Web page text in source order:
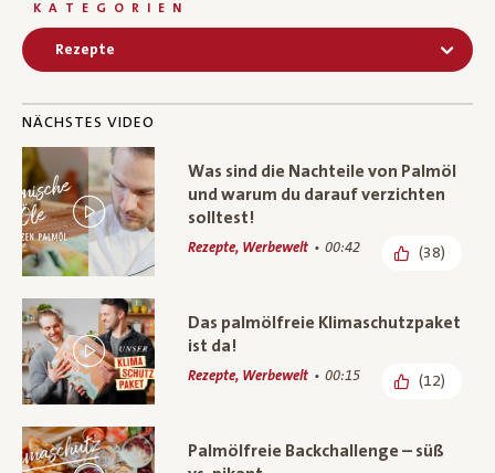
KATEGORIEN
Rezepte
NÄCHSTES VIDEO
Was sind die Nachteile von Palmöl
und warum du darauf verzichten
solltest!
Rezepte, Werbewelt 00:42 (38)
Das palmölfreie Klimaschutzpaket
ist da!
Rezepte, Werbewelt 00:15 (12)
Palmölfreie Backchallenge – süß